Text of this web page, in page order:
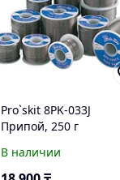
Pro`skit 8PK-033J
Припой, 250 г
В наличии